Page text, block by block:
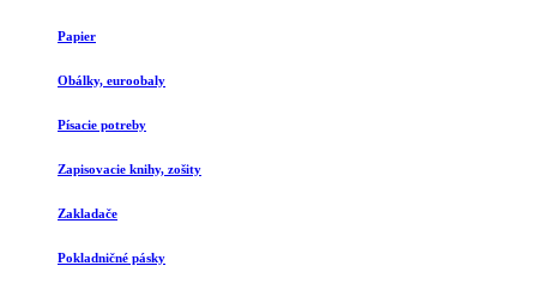
Papier
Obálky, euroobaly
Písacie potreby
Zapisovacie knihy, zošity
Zakladače
Pokladničné pásky